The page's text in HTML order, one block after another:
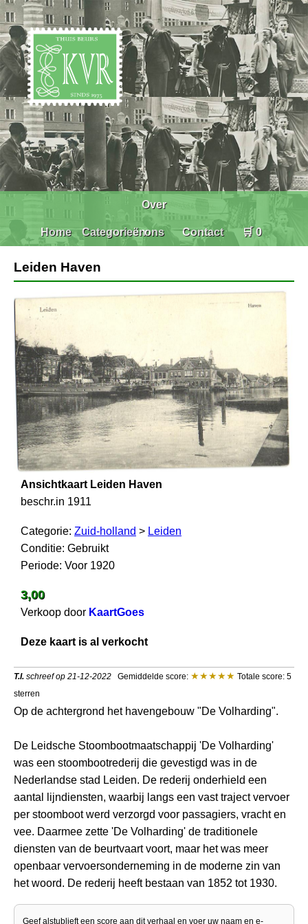
Home Categorieën
Over
ons Contact 🛒 0
Leiden Haven
Ansichtkaart Leiden Haven
beschr.in 1911
Categorie: Zuid-holland > Leiden
Conditie: Gebruikt
Periode: Voor 1920
3,00
Verkoop door KaartGoes
Deze kaart is al verkocht
T.I. schreef op 21-12-2022 Gemiddelde score:
Totale score: 5
sterren
Op de achtergrond het havengebouw "De Volharding".
De Leidsche Stoombootmaatschappij 'De Volharding'
was een stoombootrederij die gevestigd was in de
Nederlandse stad Leiden. De rederij onderhield een
aantal lijndiensten, waarbij langs een vast traject vervoer
per stoomboot werd verzorgd voor passagiers, vracht en
vee. Daarmee zette 'De Volharding' de traditionele
diensten van de beurtvaart voort, maar het was meer
openbaar vervoersonderneming in de moderne zin van
het woord. De rederij heeft bestaan van 1852 tot 1930.
Geef alstublieft een score aan dit verhaal en voer uw naam en e-